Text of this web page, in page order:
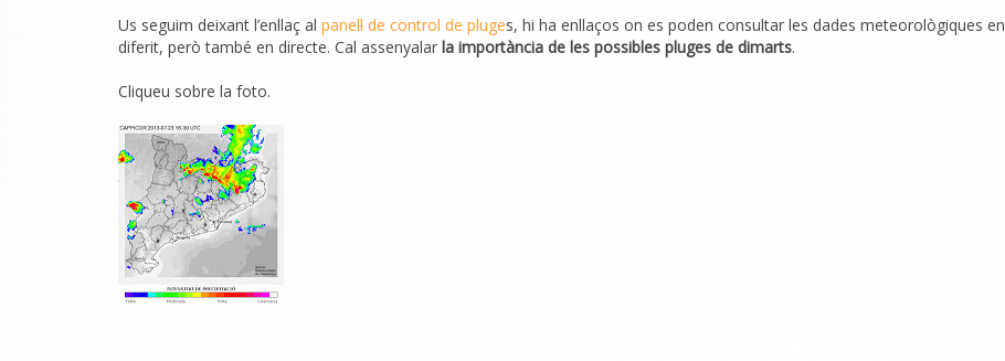
Us seguim deixant l’enllaç al panell de control de pluges, hi ha enllaços on es poden consultar les dades meteorològiques en
diferit, però també en directe. Cal assenyalar la importància de les possibles pluges de dimarts.
Cliqueu sobre la foto.